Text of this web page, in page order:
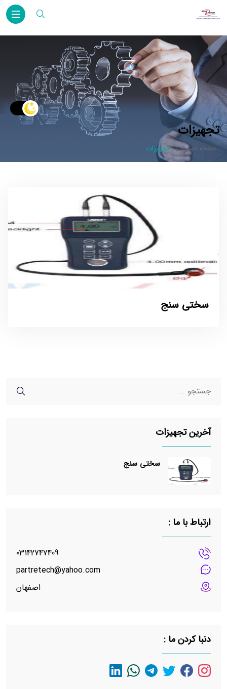
تجهیزات
صفحه اصلی تجهیزات
آخرین تجهیزات
سختی سنج
ارتباط با ما :
03142747409
partretech@yahoo.com
اصفهان
دنبا کردن ما :
سختی سنج